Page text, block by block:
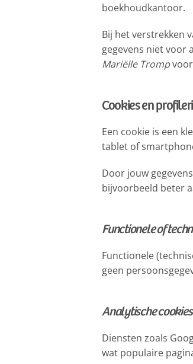
boekhoudkantoor.
Bij het verstrekken
gegevens niet voor
Mariëlle Trompvoor
Cookies en
Een cookie is een
tablet of
Door jouw
bijvoorbeeld beter
Functionele of
Functionele
geen
Analytische cookies
Diensten zoals
wat populaire